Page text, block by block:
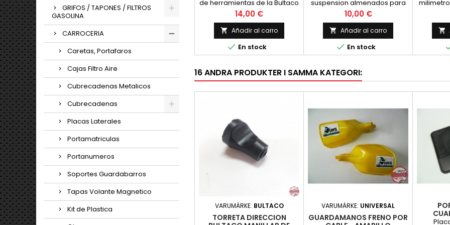
GRIFOS / TAPONES / FILTROS
GASOLINA
CARROCERIA
Caretas, Portafaros
Cajas Filtro Aire
Cubrecadenas Metalicos
Cubrecadenas
Placas Laterales
Portamatriculas
Portanumeros
Soportes Guardabarros
Tapas Volante Magnetico
Kit de Plastica
de herramientas de la Bultaco
Frontera. Precio por unidad,
con ana
Precio
14,00 €
 Añadir al carro
 En stock
suspension almenados para
bultaco, para barra de 35 mm.
nuevo, PRECIO UNIDAD
Precio
10,00 €
 Añadir al carro
 En stock
grosor,

16 ANDRA PRODUKTER I SAMMA KATEGORI:
VARUMÄRKE: BULTACO
TORRETA DIRECCION
VARUMÄRKE: UNIVERSAL
GUARDAMANOS FRENO POR